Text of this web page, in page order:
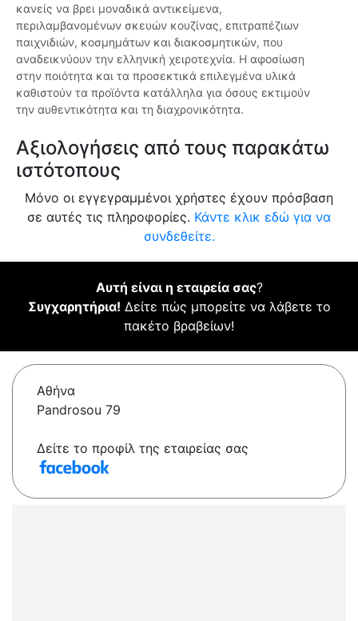
κανείς να βρει μοναδικά αντικείμενα,
περιλαμβανομένων σκευών κουζίνας, επιτραπέζιων
παιχνιδιών, κοσμημάτων και διακοσμητικών, που
αναδεικνύουν την ελληνική χειροτεχνία. Η αφοσίωση
στην ποιότητα και τα προσεκτικά επιλεγμένα υλικά
καθιστούν τα προϊόντα κατάλληλα για όσους εκτιμούν
την αυθεντικότητα και τη διαχρονικότητα.
Αξιολογήσεις από τους παρακάτω
ιστότοπους
Μόνο οι εγγεγραμμένοι χρήστες έχουν πρόσβαση
σε αυτές τις πληροφορίες. Κάντε κλικ εδώ για να
συνδεθείτε.
Αυτή είναι η εταιρεία σας?
Συγχαρητήρια! Δείτε πώς μπορείτε να λάβετε το
πακέτο βραβείων!
Αθήνα
Pandrosou 79
Δείτε το προφίλ της εταιρείας σας